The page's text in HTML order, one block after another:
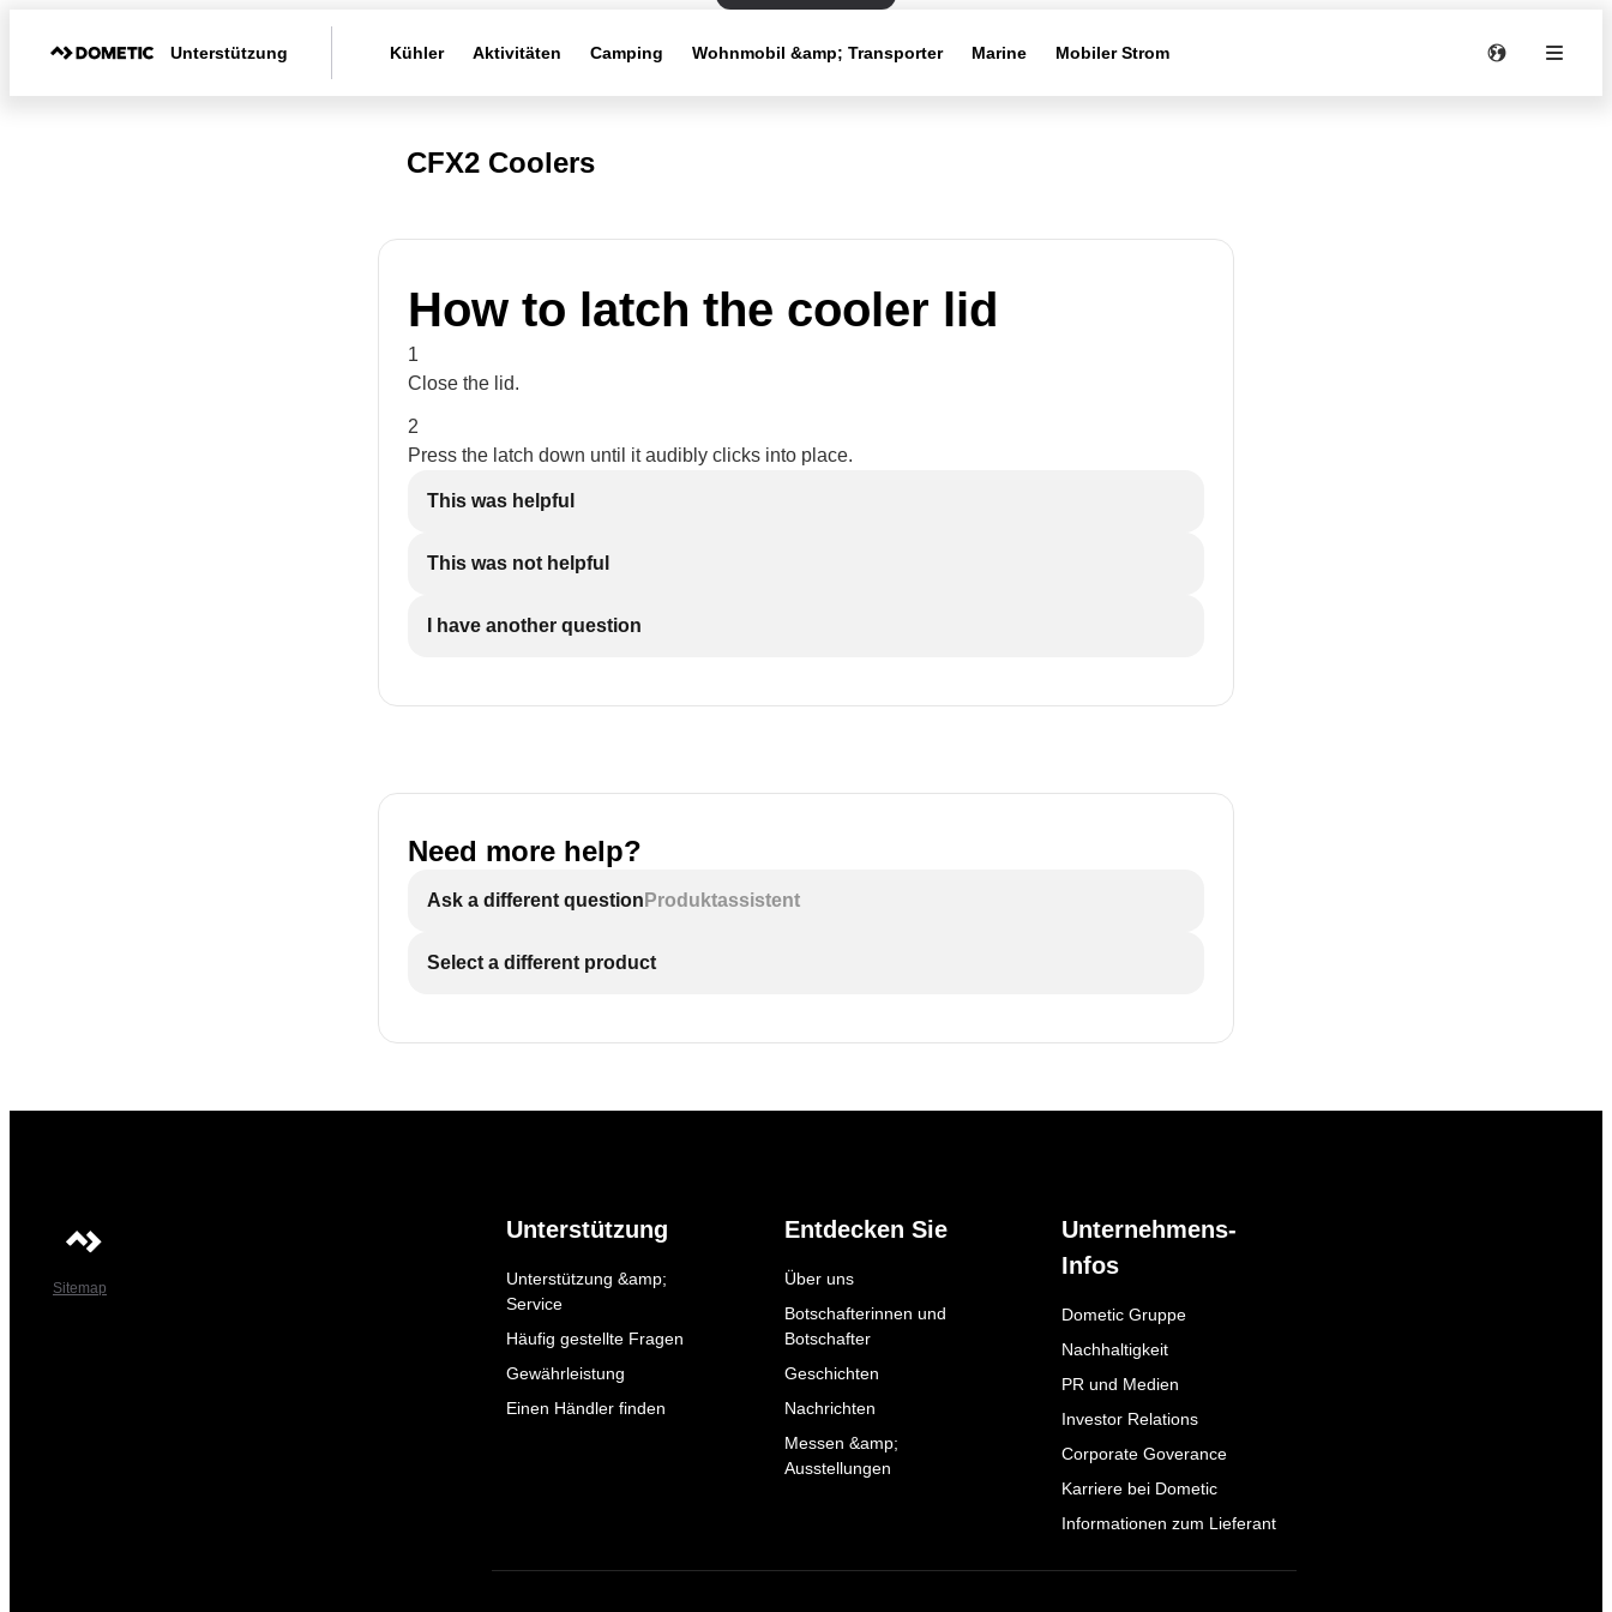
Unterstützung Kühler Aktivitäten Camping Wohnmobil &amp; Transporter Marine Mobiler Strom
CFX2 Coolers
How to latch the cooler lid
1
Close the lid.
2
Press the latch down until it audibly clicks into place.
This was helpful
This was not helpful
I have another question
Need more help?
Ask a different question Produktassistent
Select a different product
Sitemap
Unterstützung
Unterstützung &amp;
Service
Häufig gestellte Fragen
Gewährleistung
Einen Händler finden
Entdecken Sie
Über uns
Botschafterinnen und
Botschafter
Geschichten
Nachrichten
Messen &amp;
Ausstellungen
Unternehmens-
Infos
Dometic Gruppe
Nachhaltigkeit
PR und Medien
Investor Relations
Corporate Goverance
Karriere bei Dometic
Informationen zum Lieferant